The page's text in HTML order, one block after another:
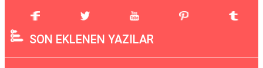
SON EKLENEN YAZILAR